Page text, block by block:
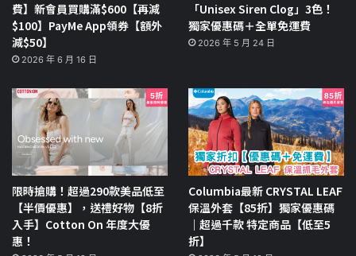
費】新會員買購滿$600【再減
$100】PayMe App領券【額外
減$50】
2026 年 6 月 16 日
「Unisex Siren Clog」3色！
獨家優惠碼＋全單免運費
2026 年 5 月 24 日
限時搶購！超過290款美品低至
【半價優惠】，送禮好物【8折
入手】Cotton On 年度大優
惠！
Columbia最新 CRYSTAL LEAF
保溫外套【85折】獨家優惠碼
｜超過千款 特定商品【低至5
折】